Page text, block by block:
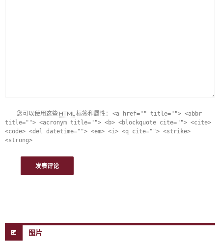
您可以使用这些 HTML标签和属性： <a href="" title=""> <abbr
title=""> <acronym title=""> <b> <blockquote cite=""> <cite>
<code> <del datetime=""> <em> <i> <q cite=""> <strike>
<strong>
图片